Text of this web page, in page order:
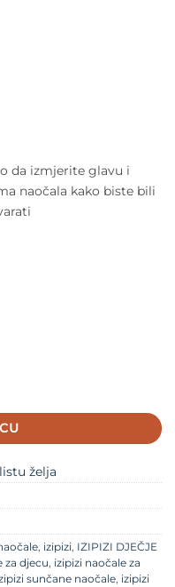
da izmjerite glavu i
naočala kako biste bili
JUNIOR SUN OFFICE Red
želja
, izipizi, IZIPIZI DJEČJE
za djecu, izipizi naočale za
sunčane naočale, izipizi